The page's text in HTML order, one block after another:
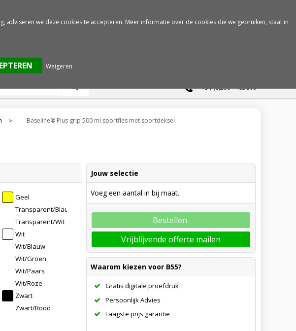
+31 (0)299 - 463610
> Baseline® Plus grip 500 ml sportfles met sportdeksel
Geel
Transparent/Blauw
Transparent/Wit
Wit
Wit/Blauw
Wit/Groen
Wit/Paars
Wit/Roze
Zwart
Zwart/Rood
Jouw selectie
Voeg een aantal in bij maat.
Bestellen
Vrijblijvende offerte mailen
Waarom kiezen voor B55?
Gratis digitale proefdruk
Persoonlijk Advies
Laagste prijs garantie
we deze cookies te accepteren. Meer informatie over de cookies die we gebruiken, staat in
Weigeren